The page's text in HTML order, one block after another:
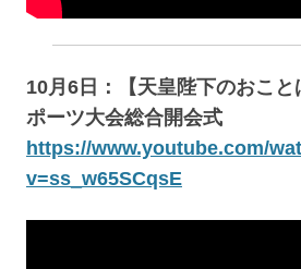
10月6日：【天皇陛下のおこ
ポーツ大会総合開会式
https://www.youtube.com/
v=ss_w65SCqsE